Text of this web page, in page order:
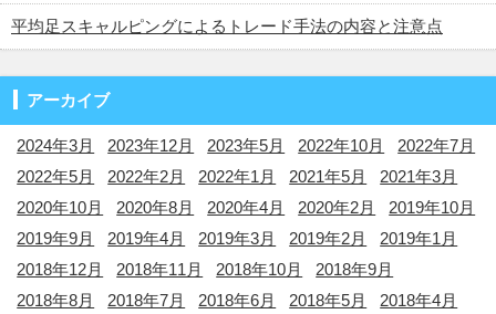
平均足スキャルピングによるトレード手法の内容と注意点
アーカイブ
2024年3月 2023年12月 2023年5月 2022年10月
2022年7月
2022年5月
2022年2月 2022年1月 2021年5月
2021年3月
2020年10月
2020年8月 2020年4月 2020年2月
2019年10月
2019年9月
2019年4月 2019年3月 2019年2月
2019年1月
2018年12月
2018年11月 2018年10月
2018年9月
2018年8月
2018年7月 2018年6月 2018年5月
2018年4月